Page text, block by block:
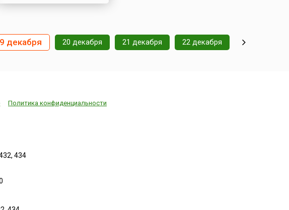
декабря 20 декабря 21 декабря 22 декабря
Политика конфиденциальности
434